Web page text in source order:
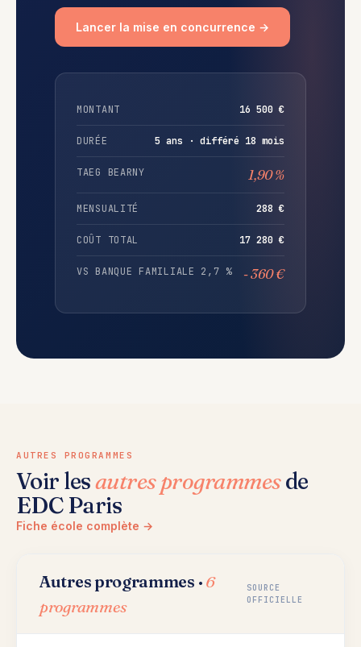
Lancer la mise en concurrence →
MONTANT 16 500 €
DURÉE 5 ans · différé 18 mois
TAEG BEARNY 1,90 %
MENSUALITÉ 288 €
COÛT TOTAL 17 280 €
VS BANQUE FAMILIALE 2,7 % - 360 €
AUTRES PROGRAMMES
Voir lesautres programmesde
EDC Paris
Fiche école complète →
Autres programmes · 6
programmes
SOURCE
OFFICIELLE